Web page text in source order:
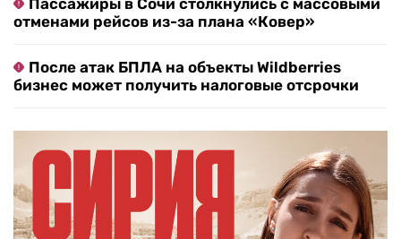
Пассажиры в Сочи столкнулись с массовыми
отменами рейсов из-за плана «Ковер»
После атак БПЛА на объекты Wildberries
бизнес может получить налоговые отсрочки